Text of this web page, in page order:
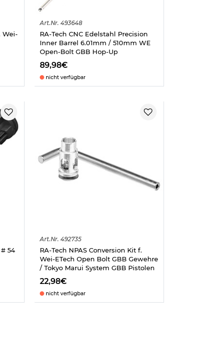
Wei-
Art.Nr. 493648
RA-Tech CNC Edelstahl Precision
Inner Barrel 6.01mm / 510mm WE
Open-Bolt GBB Hop-Up
89,98€
nicht verfügbar
# 54
Art.Nr. 492735
RA-Tech NPAS Conversion Kit f.
Wei-ETech Open Bolt GBB Gewehre
/ Tokyo Marui System GBB Pistolen
22,98€
nicht verfügbar